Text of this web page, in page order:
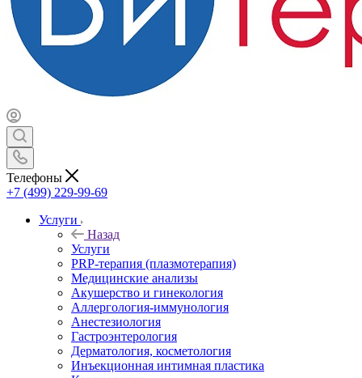
Телефоны
+7 (499) 229-99-69
Услуги
Назад
Услуги
PRP-терапия (плазмотерапия)
Медицинские анализы
Акушерство и гинекология
Аллергология-иммунология
Анестезиология
Гастроэнтерология
Дерматология, косметология
Инъекционная интимная пластика